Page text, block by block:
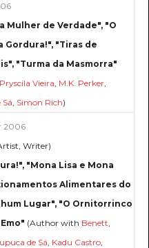
Mulher de Verdade", "O
Gordura!", "Tiras de
"Turma da Masmorra"
Pryscila Vieira, M.K. Perker,
, Simon Rich)
2006
Writer)
"Mona Lisa e Mona
Alimentares do
Lugar", "O Ornitorrinco
(Author with Benett,
de Sá, Kadu Castro,